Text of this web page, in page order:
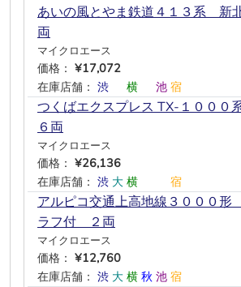
あいの風とやま鉄道４１３系 新
両
マイクロエース
価格： ¥17,072
在庫店舗： 渋 横 池 宿
つくばエクスプレス TX-１００
６両
マイクロエース
価格： ¥26,136
在庫店舗： 渋 大 横 宿
アルピコ交通上高地線３０００
ラフ付 ２両
マイクロエース
価格： ¥12,760
在庫店舗： 渋 大 横 秋 池 宿